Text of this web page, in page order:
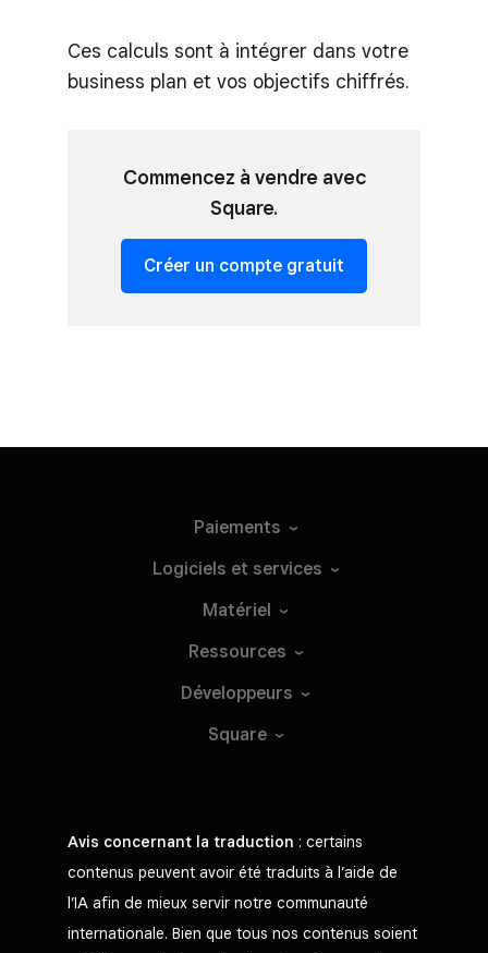
Ces calculs sont à intégrer dans votre
business plan et vos objectifs chiffrés.
Commencez à vendre avec
Square.
Créer un compte gratuit
Paiements
Logiciels et services
Matériel
Ressources
Développeurs
Square
Avis concernant la traduction : certains
contenus peuvent avoir été traduits à l’aide de
l’IA afin de mieux servir notre communauté
internationale. Bien que tous nos contenus soient